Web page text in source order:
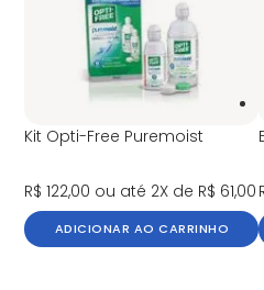
Kit Opti-Free Puremoist
R$ 122,00 ou até 2X de R$ 61,00
ADICIONAR AO CARRINHO